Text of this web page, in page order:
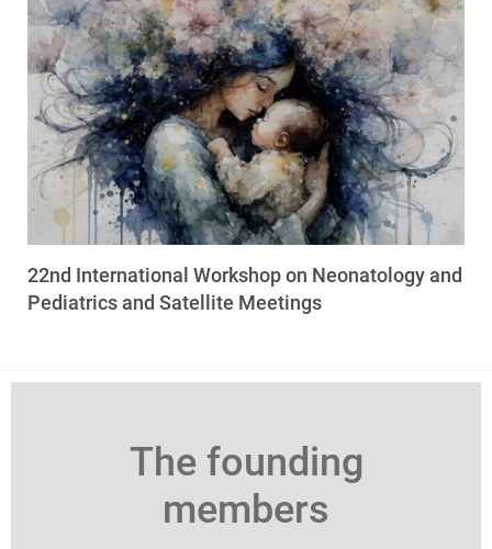
22nd International Workshop on Neonatology and
Pediatrics and Satellite Meetings
The founding
members